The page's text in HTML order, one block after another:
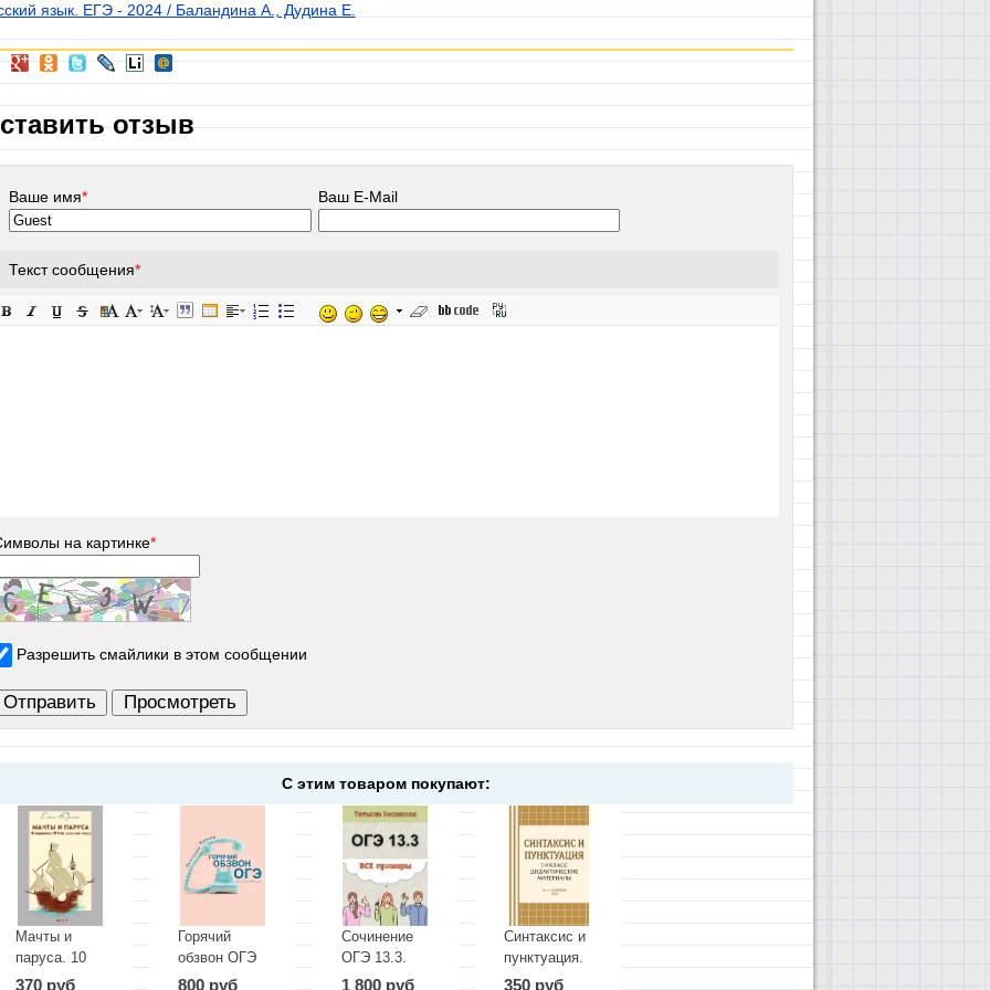
язык. ЕГЭ - 2024 / Баландина А., Дудина Е.
отзыв
Ваше имя* Ваш E-Mail
Текст сообщения*
на картинке*
Разрешить смайлики в этом сообщении
С этим товаром покупают:
Мачты и
паруса. 10
вариантов
370 руб
Горячий
обзвон ОГЭ
800 руб
Сочинение
ОГЭ 13.3.
Все примеры
1 800 руб
Синтаксис и
пунктуация.
7-9 классы.
350 руб